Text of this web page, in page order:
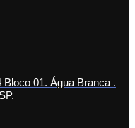
01. Água Branca .